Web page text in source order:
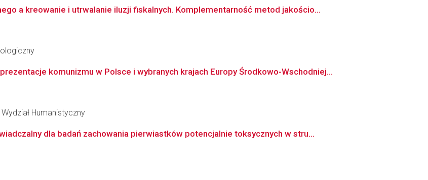
a kreowanie i utrwalanie iluzji fiskalnych. Komplementarność metod jakościo...
komunizmu w Polsce i wybranych krajach Europy Środkowo-Wschodniej...
Humanistyczny
dla badań zachowania pierwiastków potencjalnie toksycznych w stru...